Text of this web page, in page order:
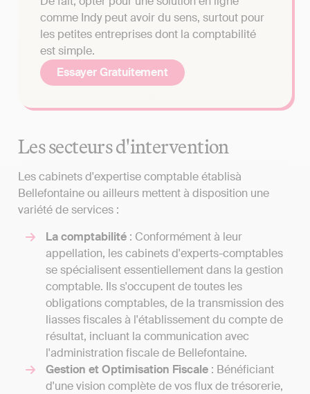
comme Indy peut avoir du sens, surtout pour
les petites entreprises dont la comptabilité
est simple.
Essayer Gratuitement
Les secteurs d'intervention
Les cabinets d'expertise comptable établisà
Bellefontaine ou ailleurs mettent à disposition une
variété de services :
La comptabilité : Conformément à leur
appellation, les cabinets d'experts-comptables
se spécialisent essentiellement dans la gestion
comptable. Ils s'occupent de toutes les
obligations comptables, de la transmission des
liasses fiscales à l'établissement du compte de
résultat, incluant la communication avec
l'administration fiscale de Bellefontaine.
Gestion et Optimisation Fiscale : Bénéficiant
d'une vision complète de vos flux de trésorerie,